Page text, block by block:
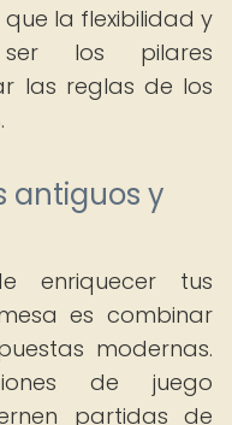
la flexibilidad y
los pilares
las reglas de los
.
antiguos y
enriquecer tus
es combinar
modernas.
de juego
partidas de